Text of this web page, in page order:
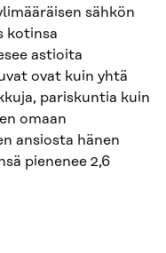
sähkön
kotinsa
astioita
ovat kuin yhtä
pariskuntia kuin
omaan
ansiosta hänen
pienenee 2,6